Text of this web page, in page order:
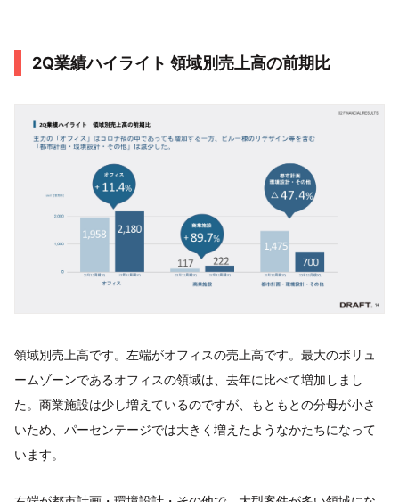
2Q業績ハイライト 領域別売上高の前期比
領域別売上高です。左端がオフィスの売上高です。最大のボリュ
ームゾーンであるオフィスの領域は、去年に比べて増加しまし
た。商業施設は少し増えているのですが、もともとの分母が小さ
いため、パーセンテージでは大きく増えたようなかたちになって
います。